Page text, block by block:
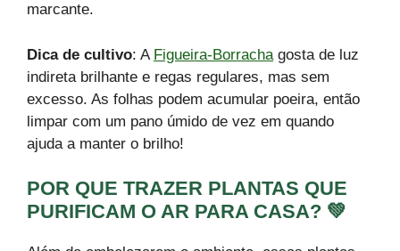
marcante.
Dica de cultivo: A Figueira-Borracha gosta de luz
indireta brilhante e regas regulares, mas sem
excesso. As folhas podem acumular poeira, então
limpar com um pano úmido de vez em quando
ajuda a manter o brilho!
POR QUE TRAZER PLANTAS QUE
PURIFICAM O AR PARA CASA? 💚